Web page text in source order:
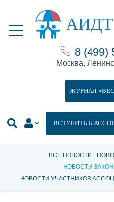
АИДТ
8 (499)
Москва,
ВСТУПИТЬ В
ЖУРНАЛ
ВСЕ НОВОСТИ
НОВОСТИ
НОВОСТИ УЧАСТНИКОВ